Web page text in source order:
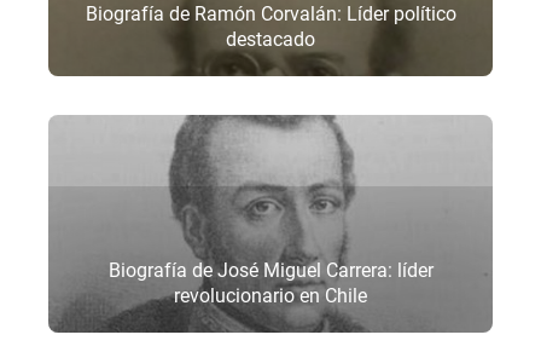
Biografía de Ramón Corvalán: Líder político
destacado
Biografía de José Miguel Carrera: líder
revolucionario en Chile